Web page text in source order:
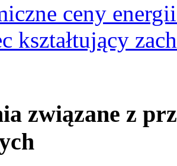
ceny
kształtujący
związane z